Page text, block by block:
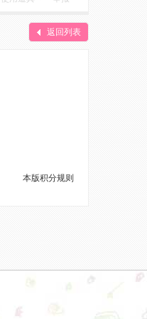
返回列表
本版积分规则